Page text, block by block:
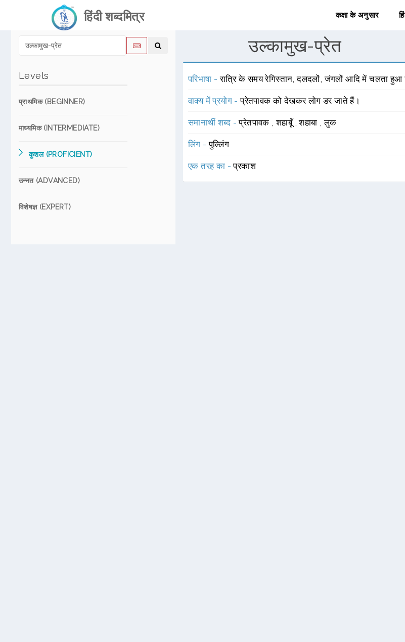
हिंदी शब्दमित्र कक्षा के अनुसार
Levels
प्राथमिक (BEGINNER)
माध्यमिक (INTERMEDIATE)
कुशल (PROFICIENT)
उन्नत (ADVANCED)
विशेषज्ञ (EXPERT)
उल्कामुख-प्रेत
परिभाषा -रात्रि के समय रेगिस्तान, दलदलों, जंगलों आदि में चलता हुआ
वाक्य में प्रयोग -प्रेतपावक को देखकर लोग डर जाते हैं।
समानार्थी शब्द -प्रेतपावक ,शहाबूँ ,शहाबा ,लुक
लिंग -पुल्लिंग
एक तरह का -प्रकाश